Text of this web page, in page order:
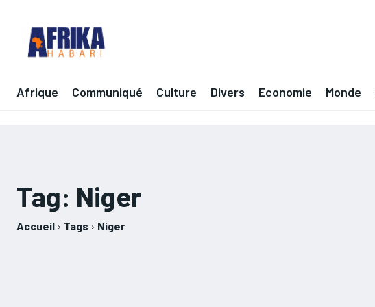
Afrique Communiqué Culture Divers Economie Monde
Tag: Niger
Accueil Tags Niger